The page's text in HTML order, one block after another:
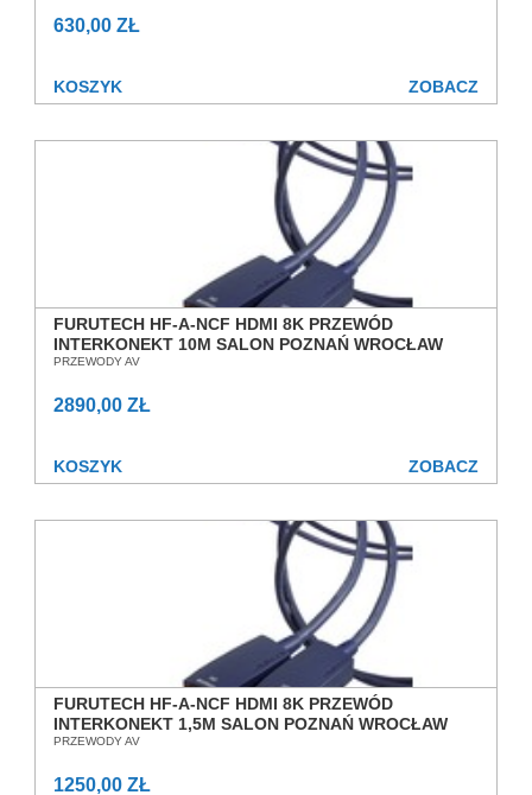
630,00 ZŁ
KOSZYK ZOBACZ
FURUTECH HF-A-NCF HDMI 8K PRZEWÓD
INTERKONEKT 10M SALON POZNAŃ WROCŁAW
PRZEWODY AV
2890,00 ZŁ
KOSZYK ZOBACZ
FURUTECH HF-A-NCF HDMI 8K PRZEWÓD
INTERKONEKT 1,5M SALON POZNAŃ WROCŁAW
PRZEWODY AV
1250,00 ZŁ